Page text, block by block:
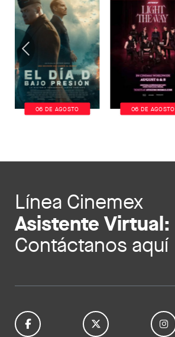
06 DE AGOSTO 06 DE AGOSTO
Línea Cinemex
Asistente Virtual:
Contáctanos aquí